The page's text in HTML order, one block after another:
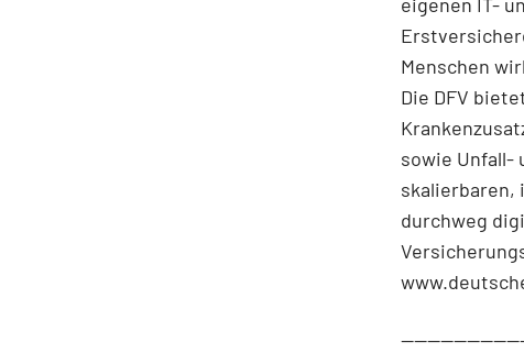
Menschen
Die DFV
sowie Unfall-
skalierbaren,
durchweg